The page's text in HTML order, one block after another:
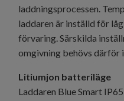
laddningsprocessen.
laddaren är inställd för
förvaring. Särskilda
omgivning behövs därför
Litiumjon batteriläge
Laddaren Blue Smart